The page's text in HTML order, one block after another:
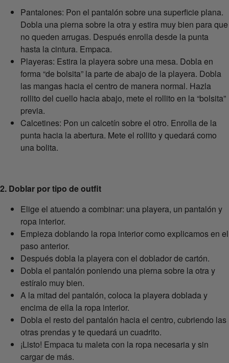
Pantalones: Pon el pantalón sobre una superficie plana.
Dobla una pierna sobre la otra y estira muy bien para que
no queden arrugas. Después enrolla desde la punta
hasta la cintura. Empaca.
Playeras: Estira la playera sobre una mesa. Dobla en
forma “de bolsita” la parte de abajo de la playera. Dobla
las mangas hacia el centro de manera normal. Hazla
rollito del cuello hacia abajo, mete el rollito en la “bolsita”
previa.
Calcetines: Pon un calcetín sobre el otro. Enrolla de la
punta hacia la abertura. Mete el rollito y quedará como
una bolita.
2. Doblar por tipo de outfit
Elige el atuendo a combinar: una playera, un pantalón y
ropa interior.
Empieza doblando la ropa interior como explicamos en el
paso anterior.
Después dobla la playera con el doblador de cartón.
Dobla el pantalón poniendo una pierna sobre la otra y
estíralo muy bien.
A la mitad del pantalón, coloca la playera doblada y
encima de ella la ropa interior.
Dobla el resto del pantalón hacia el centro, cubriendo las
otras prendas y te quedará un cuadrito.
¡Listo! Empaca tu maleta con la ropa necesaria y sin
cargar de más.